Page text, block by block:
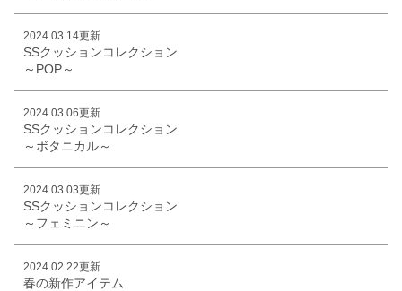
2024.03.14更新
SSクッションコレクション
～POP～
2024.03.06更新
SSクッションコレクション
～ボタニカル～
2024.03.03更新
SSクッションコレクション
～フェミニン～
2024.02.22更新
春の新作アイテム